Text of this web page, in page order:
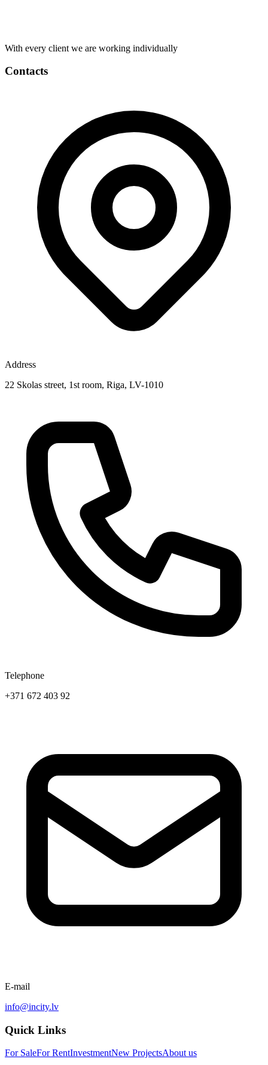
With every client we are working individually
Contacts
Address
22 Skolas street, 1st room, Riga, LV-1010
Telephone
+371 672 403 92
E-mail
info@incity.lv
Quick Links
For SaleFor RentInvestmentNew ProjectsAbout us